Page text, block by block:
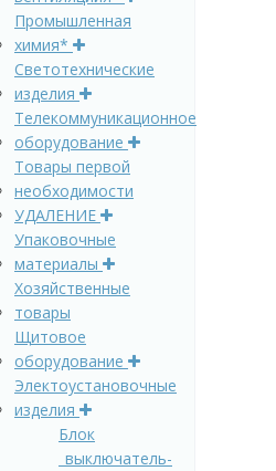
Промышленная
химия*
Светотехнические
изделия
Телекоммуникационное
оборудование
Товары первой
необходимости
УДАЛЕНИЕ
Упаковочные
материалы
Хозяйственные
товары
Щитовое
оборудование
Электоустановочные
изделия
Блок
_выключатель-